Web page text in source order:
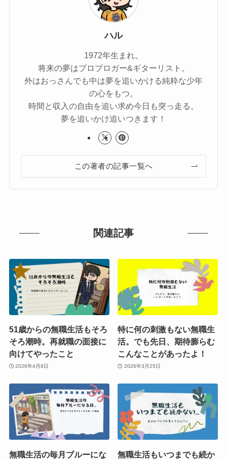
ハル
1972年生まれ。
将来の夢はプロブロガー&ギターリスト。
外はおっさんでも中は夢を追いかける純粋な少年
の心をもつ。
時間と収入の自由を追い求め今日も突っ走る。
夢を追いかけ追いつきます！
この著者の記事一覧へ
関連記事
51歳からの無職生活もそろ
そろ潮時。再就職の面接に
向けてやったこと
2026年4月8日
特に何の刺激もない無職生
活。でも先日、期待膨らむ
こんなことがあったよ！
2026年3月25日
無職生活の毎月ブルーにな
無職生活もいつまでも続か